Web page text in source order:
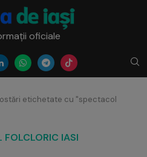
oficiale
etichetate cu "spectacol
FOLCLORIC IASI